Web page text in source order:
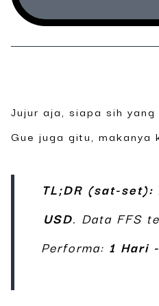
Jujur aja, siapa sih
Gue juga gitu,
TL;DR (sat-set):
USD. Data FFS
Performa: 1 Hari